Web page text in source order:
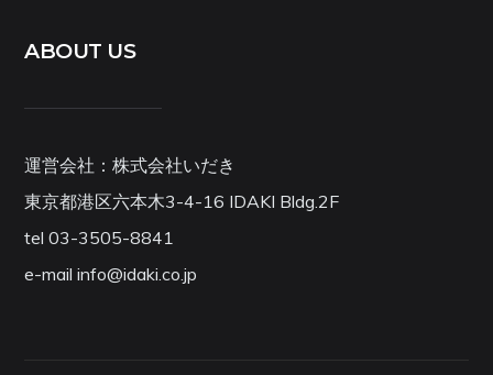
ABOUT US
運営会社：株式会社いだき
東京都港区六本木3-4-16 IDAKI Bldg.2F
tel 03-3505-8841
e-mail info@idaki.co.jp